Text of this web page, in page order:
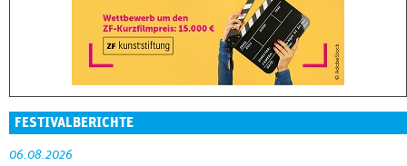
FESTIVALBERICHTE
06.08.2026